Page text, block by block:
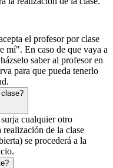
el profesor por clase
mí". En caso de que vaya a
saber al profesor en
para que pueda tenerlo
cualquier otro
de la clase
se procederá a la